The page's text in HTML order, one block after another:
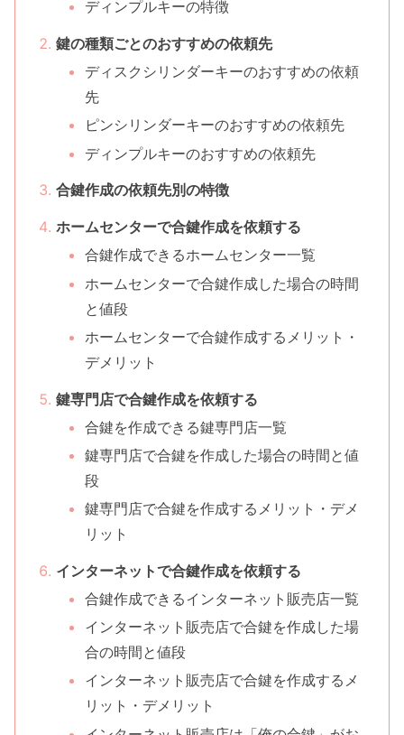
ディンプルキーの特徴
鍵の種類ごとのおすすめの依頼先
ディスクシリンダーキーのおすすめの依頼
先
ピンシリンダーキーのおすすめの依頼先
ディンプルキーのおすすめの依頼先
合鍵作成の依頼先別の特徴
ホームセンターで合鍵作成を依頼する
合鍵作成できるホームセンター一覧
ホームセンターで合鍵作成した場合の時間
と値段
ホームセンターで合鍵作成するメリット・
デメリット
鍵専門店で合鍵作成を依頼する
合鍵を作成できる鍵専門店一覧
鍵専門店で合鍵を作成した場合の時間と値
段
鍵専門店で合鍵を作成するメリット・デメ
リット
インターネットで合鍵作成を依頼する
合鍵作成できるインターネット販売店一覧
インターネット販売店で合鍵を作成した場
合の時間と値段
インターネット販売店で合鍵を作成するメ
リット・デメリット